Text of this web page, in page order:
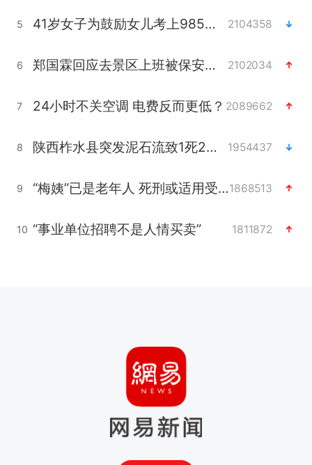
5 41岁女子为鼓励女儿考上985研究生 2104358
6 郑国霖回应去景区上班被保安拦下 2102034
7 24小时不关空调 电费反而更低？ 2089662
8 陕西柞水县突发泥石流致1死2失联 1954437
9 “梅姨”已是老年人 死刑或适用受限1868513
10 “事业单位招聘不是人情买卖” 1811872